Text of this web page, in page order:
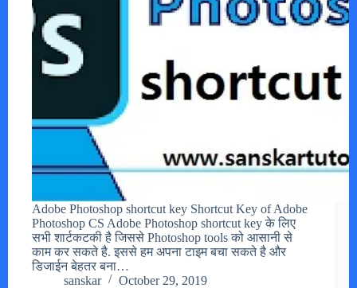
Adobe Photoshop shortcut key Shortcut Key of Adobe
Photoshop CS Adobe Photoshop shortcut key के लिए
सभी शार्टकटकी है जिससे Photoshop tools को आसानी से
काम कर सकते है. इससे हम अपना टाइम बचा सकते है और
डिजाईन बेहतर बना…
sanskar
October 29, 2019